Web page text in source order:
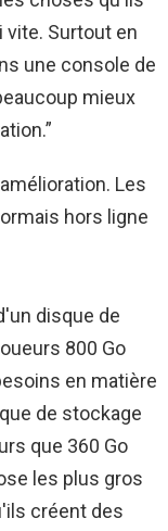
vite. Surtout en
une console de
mieux
Les
hors ligne
disque de
800 Go
en matière
de stockage
que 360 Go
les plus gros
créent des